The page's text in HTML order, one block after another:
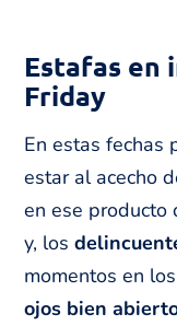
Estafas en
Friday
En estas fechas
estar al acecho
en ese producto
y, los
momentos en
ojos bien